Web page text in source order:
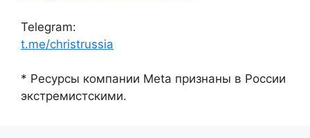
Telegram:
t.me/christrussia
* Ресурсы компании Meta признаны в России
экстремистскими.